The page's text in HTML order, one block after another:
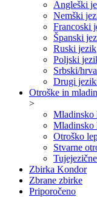
Angleški
Nemški
Francoski
Španski
Ruski jezik
Poljski
Srbski/
Drugi
Otroške in
>
Mladinsko
Mladinsko
Otroško
Stvarne
Zbirka Kondor
Zbrane zbirke
Priporočeno